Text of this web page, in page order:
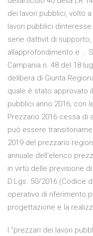
dei lavori pubblici, volto
lavori pubblici
serie dattivit di supporto,
allapprofondimento e …
Campania n. 48 del 18
delibera di Giunta
quale è stato approvato
pubblici anno 2016, con
Prezzario 2016 cessa di
può essere
2019 del prezzario
annuale dell'elenco
in virtù delle previsione
D.Lgs. 50/2016 (Codice
operativo di riferimento
progettazione e la
I "prezzari dei lavori